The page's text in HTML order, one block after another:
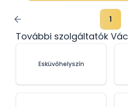
1
További szolgáltatók Vác
Esküvőhelyszín